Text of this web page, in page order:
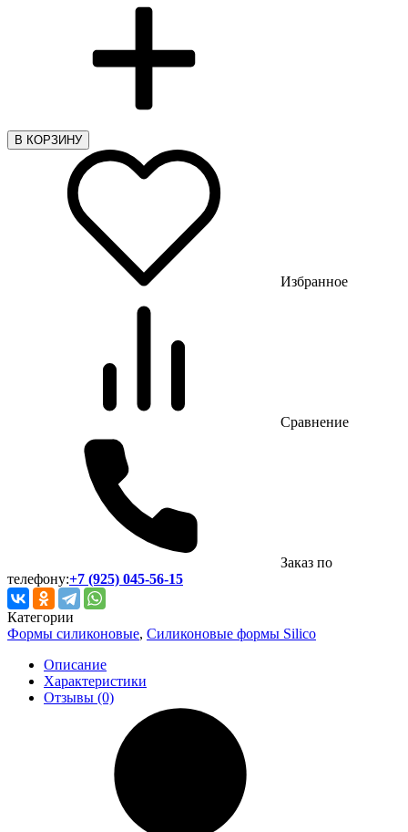
В КОРЗИНУ
Избранное
Сравнение
Заказ по
телефону:+7 (925) 045-56-15
Категории
Формы силиконовые, Силиконовые формы Silico
Описание
Характеристики
Отзывы (0)